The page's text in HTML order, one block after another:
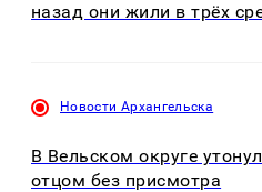
назад они жили в трёх
Новости Архангельска
В Вельском округе
отцом без присмотра